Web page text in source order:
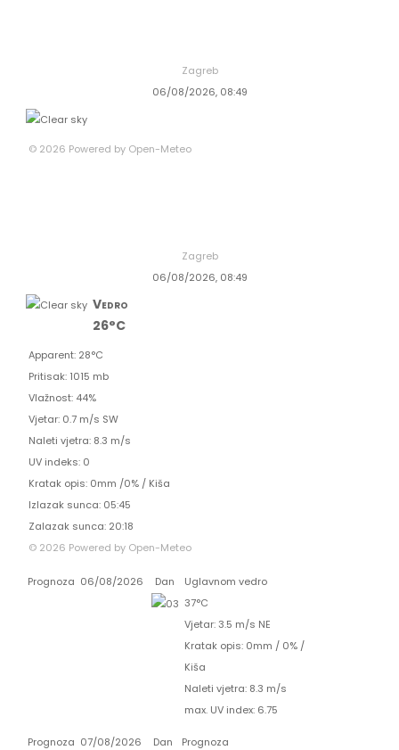
Zagreb
06/08/2026, 08:49
© 2026 Powered by Open-Meteo
Zagreb
06/08/2026, 08:49
Vedro
26°C
Apparent: 28°C
Pritisak: 1015 mb
Vlažnost: 44%
Vjetar: 0.7 m/s SW
Naleti vjetra: 8.3 m/s
UV indeks: 0
Kratak opis: 0mm /0%/ Kiša
Izlazak sunca: 05:45
Zalazak sunca: 20:18
© 2026 Powered by Open-Meteo
Prognoza 06/08/2026 Dan
Uglavnom vedro
37°C
Vjetar: 3.5 m/s NE
Kratak opis: 0mm / 0%/
Kiša
Naleti vjetra: 8.3 m/s
max. UV index: 6.75
Prognoza 07/08/2026 Dan
Prognoza